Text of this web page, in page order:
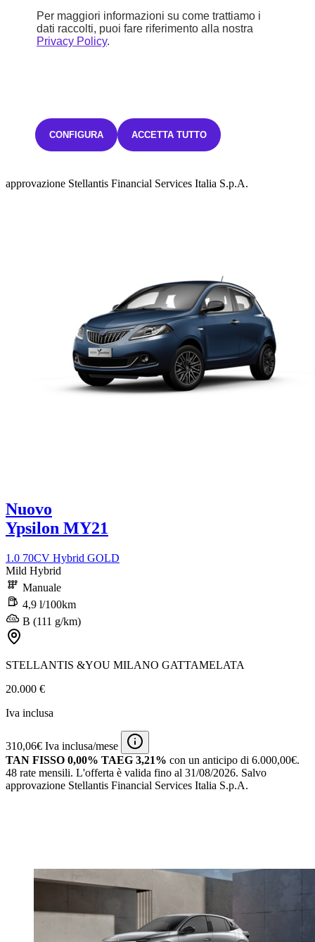
294,02€ Iva inclusa/mese
approvazione Stellantis Financial Services Italia S.p.A.
Nuovo
Ypsilon MY21
1.0 70CV Hybrid GOLD
Mild Hybrid
Manuale
4,9 l/100km
B (111 g/km)
STELLANTIS &YOU MILANO GATTAMELATA
20.000 €
Iva inclusa
310,06€ Iva inclusa/mese
TAN FISSO 0,00% TAEG 3,21% con un anticipo di 6.000,00€.
48 rate mensili. L'offerta è valida fino al 31/08/2026. Salvo
approvazione Stellantis Financial Services Italia S.p.A.
Per maggiori informazioni su come trattiamo i
dati raccolti, puoi fare riferimento alla nostra
Privacy Policy.
CONFIGURA ACCETTA TUTTO